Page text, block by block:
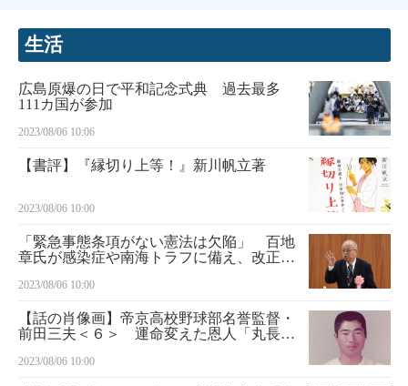
生活
広島原爆の日で平和記念式典 過去最多
111カ国が参加
2023/08/06 10:06
【書評】『縁切り上等！』新川帆立著
2023/08/06 10:00
「緊急事態条項がない憲法は欠陥」 百地
章氏が感染症や南海トラフに備え、改正訴
2023/08/06 10:00
【話の肖像画】帝京高校野球部名誉監督・
前田三夫＜６＞ 運命変えた恩人「丸長バ
2023/08/06 10:00